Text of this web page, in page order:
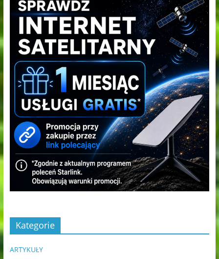
Kategorie
ARTYKUŁY